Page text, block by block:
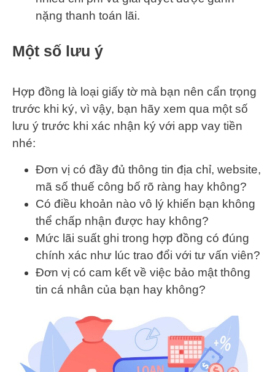
nặng thanh toán lãi.
Một số lưu ý
Hợp đồng là loại giấy tờ mà bạn nên cẩn trọng
trước khi ký, vì vậy, bạn hãy xem qua một số
lưu ý trước khi xác nhận ký với app vay tiền
nhé:
Đơn vị có đầy đủ thông tin địa chỉ, website,
mã số thuế công bố rõ ràng hay không?
Có điều khoản nào vô lý khiến bạn không
thể chấp nhận được hay không?
Mức lãi suất ghi trong hợp đồng có đúng
chính xác như lúc trao đổi với tư vấn viên?
Đơn vị có cam kết về việc bảo mật thông
tin cá nhân của bạn hay không?